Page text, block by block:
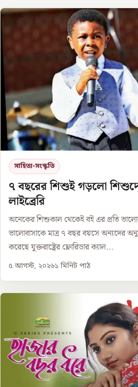
সাহিত্য-সংস্কৃতি
৭ বছরের শিশুই গড়লো
লাইব্রেরি
অনেকের শিশুকাল থেকেই বই এর প্রতি
ভালোবাসাকে মাত্র ৭ বছর বয়সে অন্যদের
করেছে যুক্তরাষ্ট্রের ফ্লোরিডার ক্যাল...
৫ আগস্ট, ২০২৬১ মিনিট পাঠ